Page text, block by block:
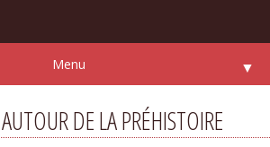
Menu ▼
DE LA PRÉHISTOIRE